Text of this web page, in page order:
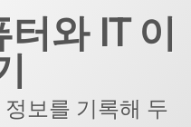
와 IT 이
보를 기록해 두